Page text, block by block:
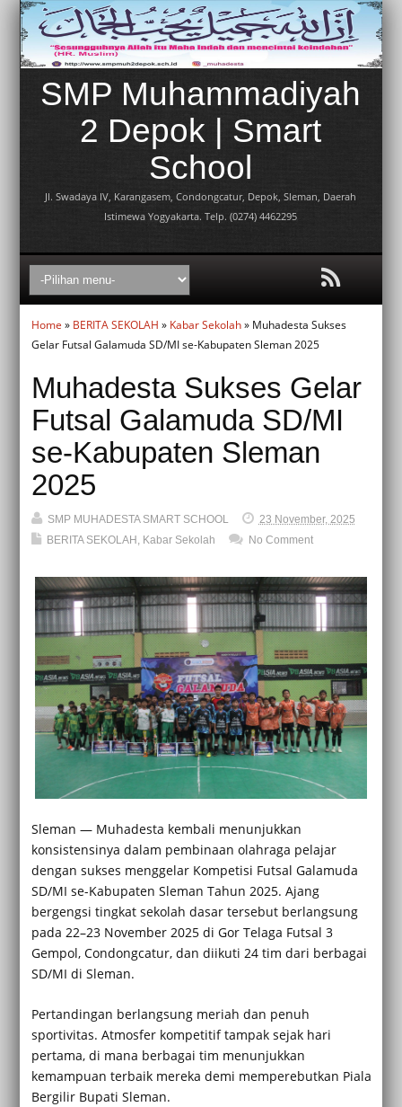
SMP Muhammadiyah
2 Depok | Smart
School
Jl. Swadaya IV, Karangasem, Condongcatur, Depok, Sleman, Daerah
Istimewa Yogyakarta. Telp. (0274) 4462295
Home » BERITA SEKOLAH » Kabar Sekolah» Muhadesta Sukses
Gelar Futsal Galamuda SD/MI se-Kabupaten Sleman 2025
Muhadesta Sukses Gelar
Futsal Galamuda SD/MI
se-Kabupaten Sleman
2025
SMP MUHADESTA SMART SCHOOL
23 November, 2025
BERITA SEKOLAH Kabar Sekolah No Comment
Sleman — Muhadesta kembali menunjukkan
konsistensinya dalam pembinaan olahraga pelajar
dengan sukses menggelar Kompetisi Futsal Galamuda
SD/MI se-Kabupaten Sleman Tahun 2025. Ajang
bergengsi tingkat sekolah dasar tersebut berlangsung
pada 22–23 November 2025 di Gor Telaga Futsal 3
Gempol, Condongcatur, dan diikuti 24 tim dari berbagai
SD/MI di Sleman.
Pertandingan berlangsung meriah dan penuh
sportivitas. Atmosfer kompetitif tampak sejak hari
pertama, di mana berbagai tim menunjukkan
kemampuan terbaik mereka demi memperebutkan Piala
Bergilir Bupati Sleman.